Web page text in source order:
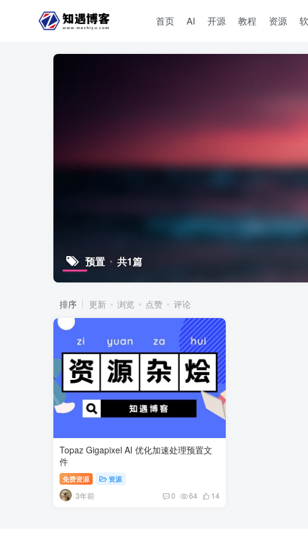
首页 AI 开源 教程 资源
预置 共1篇
排序 更新 浏览 点赞 评论
Topaz Gigapixel AI 优化加速处理预置文
件
免费资源 资源
3年前 0 64 14